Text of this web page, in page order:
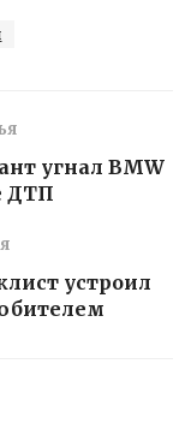
угнал BMW
ДТП
устроил